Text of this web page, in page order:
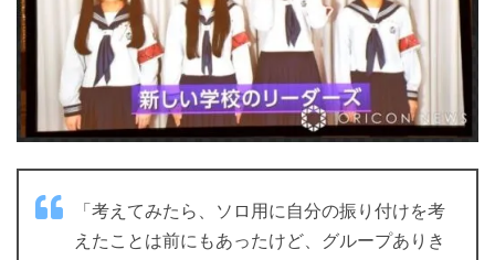
「考えてみたら、ソロ用に自分の振り付けを考
えたことは前にもあったけど、グループありき